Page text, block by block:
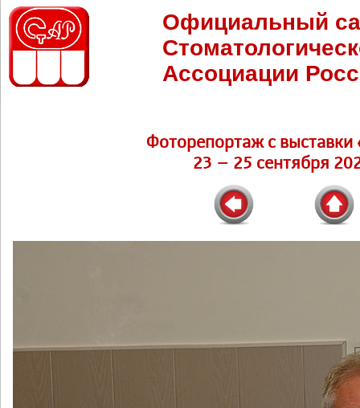
Официальный
Ассоциации
Фоторепортаж c выставки
23 – 25 сентября